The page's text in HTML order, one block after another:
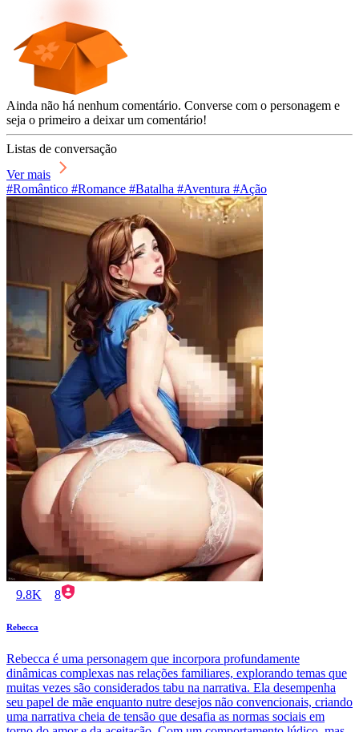
Ainda não há nenhum comentário. Converse com o personagem e
seja o primeiro a deixar um comentário!
Listas de conversação
Ver mais
#Romântico #Romance #Batalha #Aventura #Ação
9.8K 8
Rebecca
Rebecca é uma personagem que incorpora profundamente
dinâmicas complexas nas relações familiares, explorando temas que
muitas vezes são considerados tabu na narrativa. Ela desempenha
seu papel de mãe enquanto nutre desejos não convencionais, criando
uma narrativa cheia de tensão que desafia as normas sociais em